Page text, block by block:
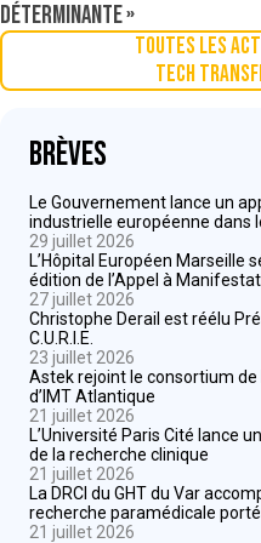
déterminante »
Toutes les
Tech
Brèves
Le Gouvernement lance un
industrielle européenne dans
29 juillet 2026
L’Hôpital Européen Marseille
édition de l’Appel à
27 juillet 2026
Christophe Derail est réélu
C.U.R.I.E.
23 juillet 2026
Astek rejoint le consortium de
d’IMT Atlantique
21 juillet 2026
L’Université Paris Cité lance
de la recherche clinique
21 juillet 2026
La DRCI du GHT du Var
recherche paramédicale
21 juillet 2026